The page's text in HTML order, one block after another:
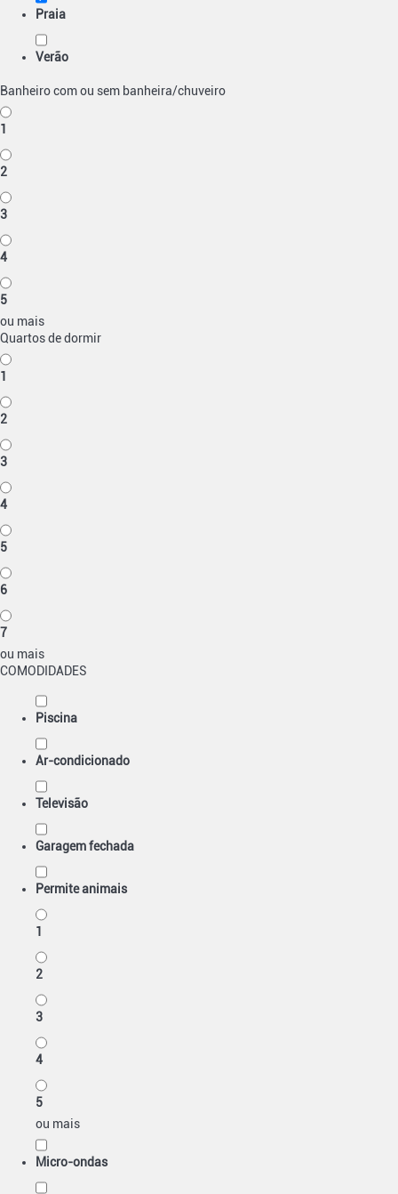
Praia
Verão
Banheiro com ou sem banheira/chuveiro
1
2
3
4
5
ou mais
Quartos de dormir
1
2
3
4
5
6
7
ou mais
COMODIDADES
Piscina
Ar-condicionado
Televisão
Garagem fechada
Permite animais
1
2
3
4
5
ou mais
Micro-ondas